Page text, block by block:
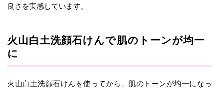
良さを実感しています。
火山白土洗顔石けんで肌のトーンが均一
に
火山白土洗顔石けんを使ってから、肌のトーンが均一になっ